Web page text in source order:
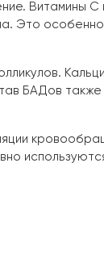
Витамины C
Это
БАДов